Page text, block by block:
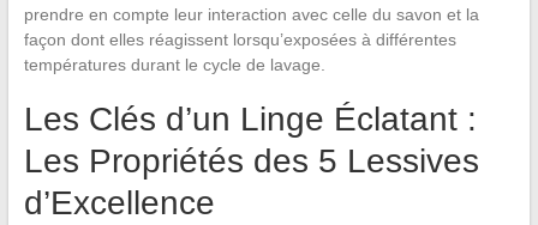
prendre en compte leur interaction avec celle du savon et la
façon dont elles réagissent lorsqu’exposées à différentes
températures durant le cycle de lavage.
Les Clés d’un Linge Éclatant :
Les Propriétés des 5 Lessives
d’Excellence